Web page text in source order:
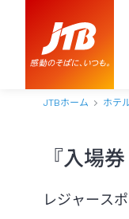
JTBホーム ホテ
『入場
レジャース